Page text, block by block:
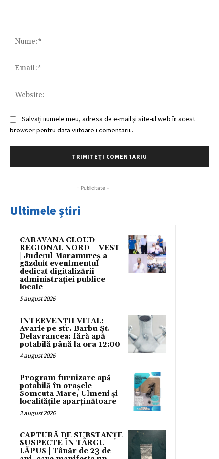
Salvați numele meu, adresa de e-mail și site-ul web în acest
browser pentru data viitoare i comentariu.
- Publicitate -
Ultimele știri
CARAVANA CLOUD
REGIONAL NORD – VEST
| Județul Maramureș a
găzduit evenimentul
dedicat digitalizării
administrației publice
locale
5 august 2026
INTERVENȚII VITAL:
Avarie pe str. Barbu Șt.
Delavrancea: fără apă
potabilă până la ora 12:00
4 august 2026
Program furnizare apă
potabilă în orașele
Șomcuta Mare, Ulmeni și
localitățile aparținătoare
3 august 2026
CAPTURĂ DE SUBSTANȚE
SUSPECTE ÎN TÂRGU
LĂPUȘ | Tânăr de 23 de